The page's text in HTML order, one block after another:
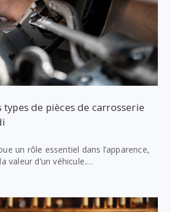
de pièces de carrosserie
un rôle essentiel dans l’apparence,
valeur d’un véhicule.…